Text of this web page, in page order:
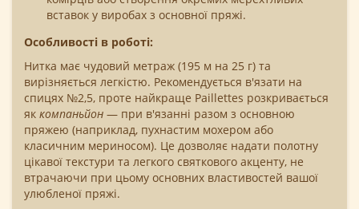
вставок у виробах з основної пряжі.
Особливості в роботі:
Нитка має чудовий метраж (195 м на 25 г) та
вирізняється легкістю. Рекомендується в'язати на
спицях №2,5, проте найкраще Paillettes розкривається
як компаньйон — при в'язанні разом з основною
пряжею (наприклад, пухнастим мохером або
класичним мериносом). Це дозволяє надати полотну
цікавої текстури та легкого святкового акценту, не
втрачаючи при цьому основних властивостей вашої
улюбленої пряжі.